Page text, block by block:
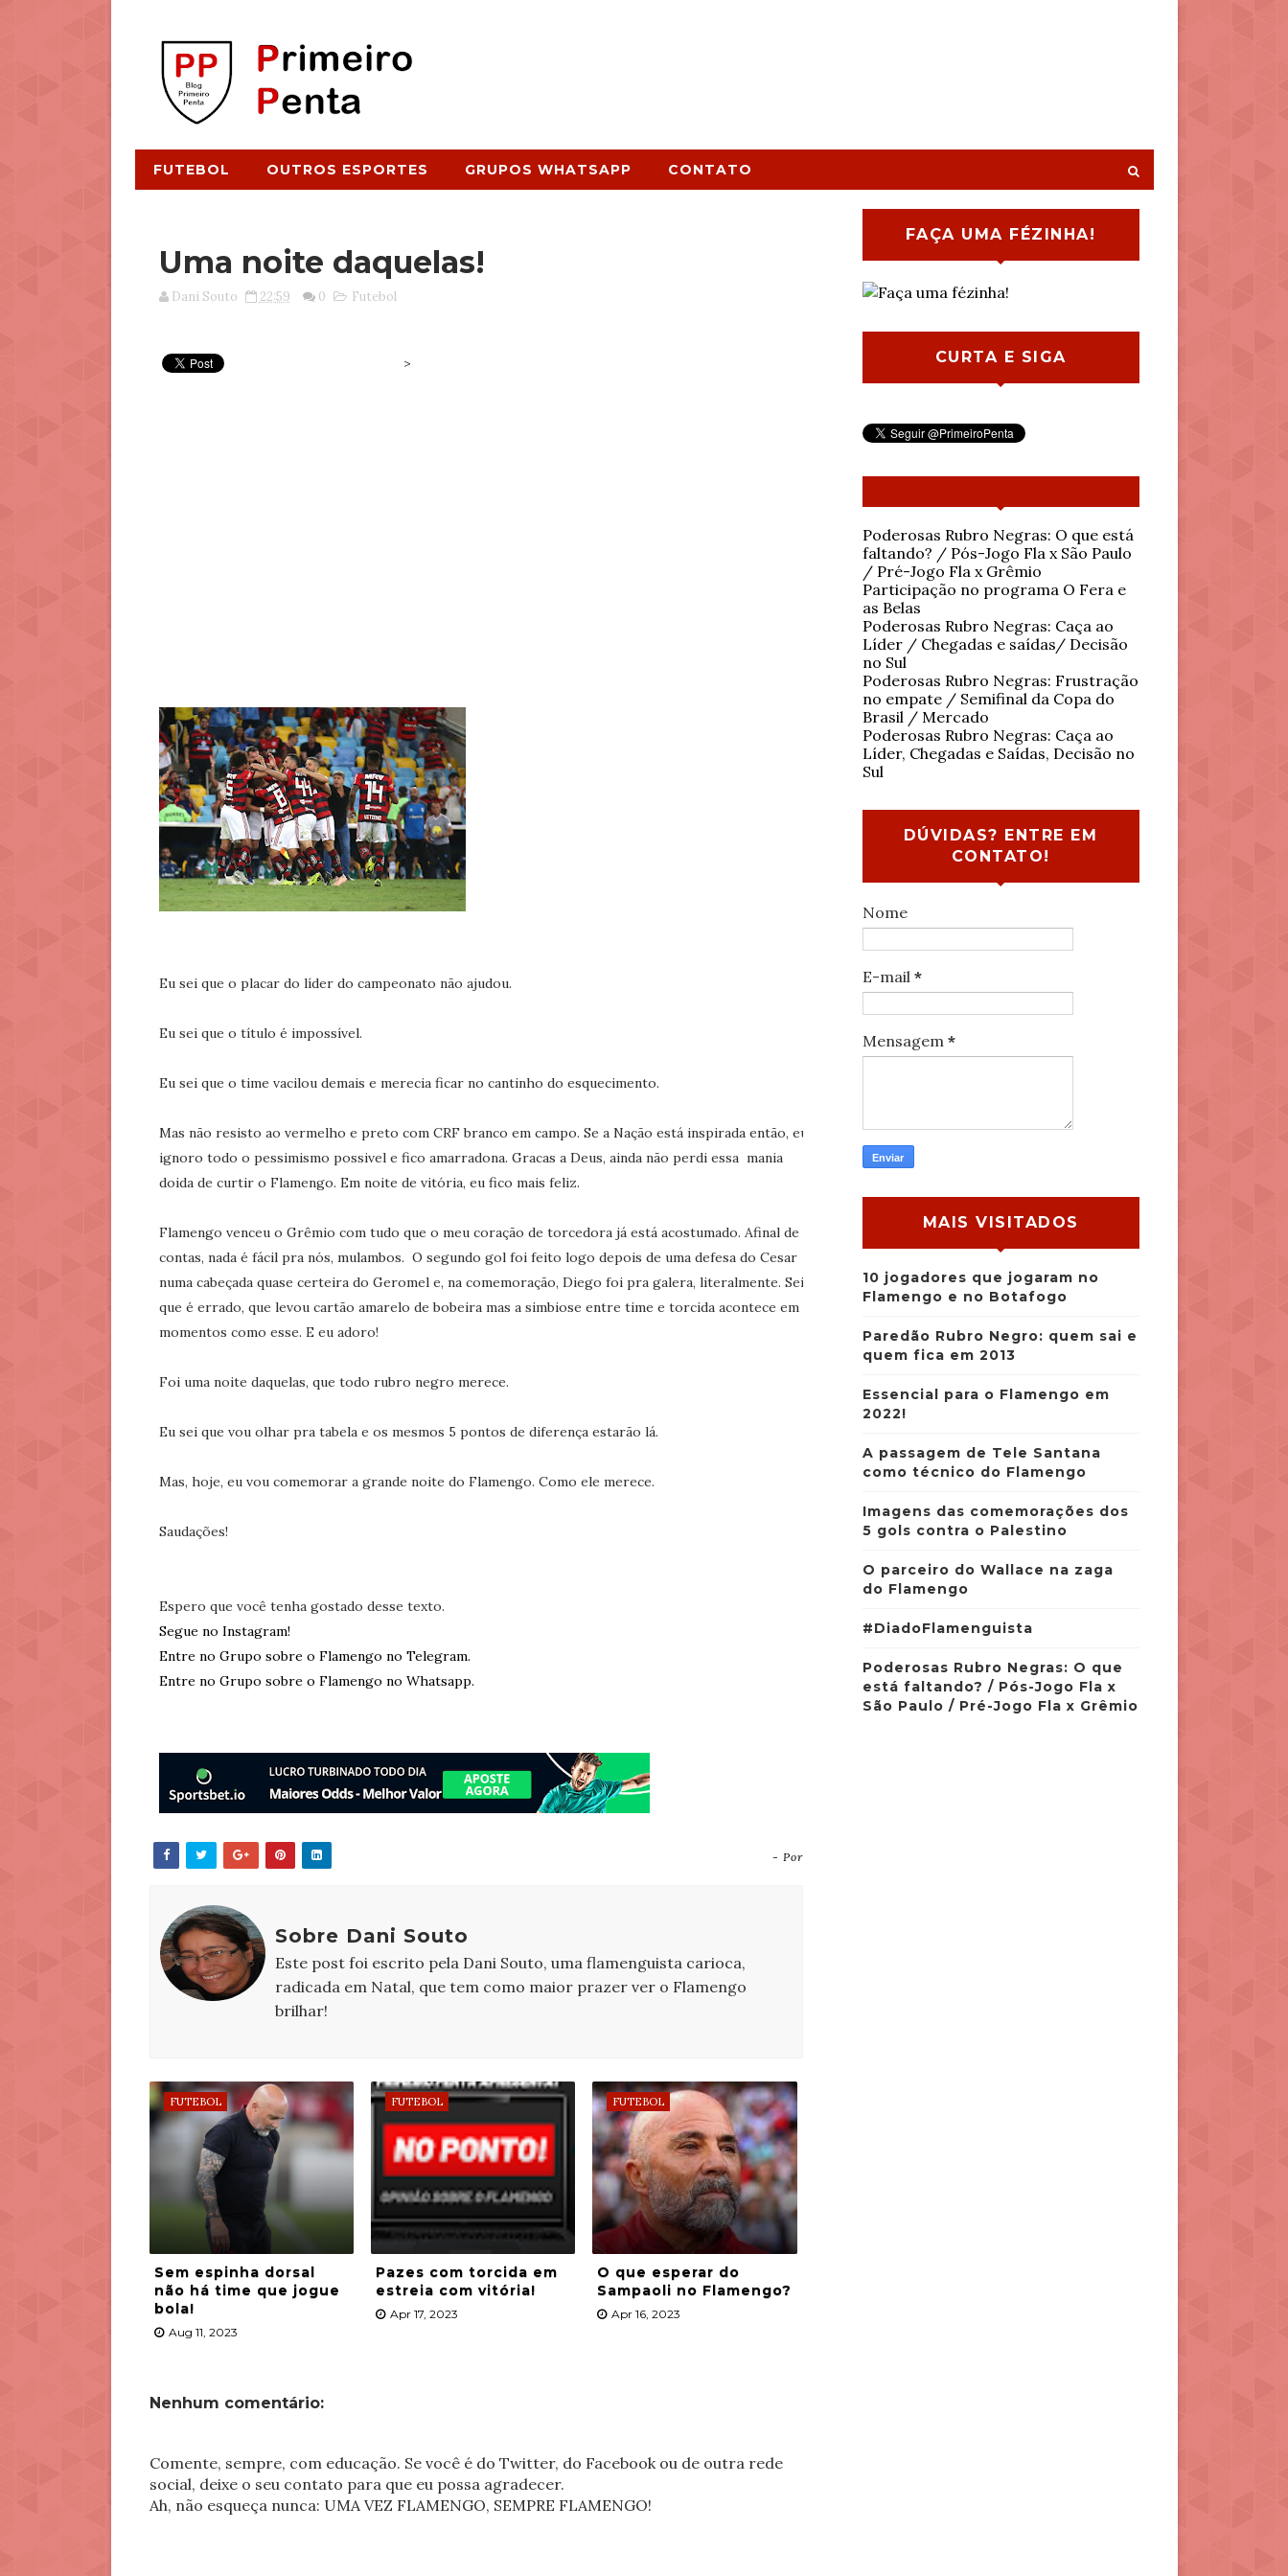
FUTEBOL OUTROS ESPORTES GRUPOS WHATSAPP CONTATO
Uma noite daquelas!
Dani Souto 22:59 0 Futebol
>
Eu sei que o placar do líder do campeonato não ajudou.
Eu sei que o título é impossível.
Eu sei que o time vacilou demais e merecia ficar no cantinho do esquecimento.
Mas não resisto ao vermelho e preto com CRF branco em campo. Se a Nação está inspirada então, eu
ignoro todo o pessimismo possivel e fico amarradona. Gracas a Deus, ainda não perdi essa mania
doida de curtir o Flamengo. Em noite de vitória, eu fico mais feliz.
Flamengo venceu o Grêmio com tudo que o meu coração de torcedora já está acostumado. Afinal de
contas, nada é fácil pra nós, mulambos. O segundo gol foi feito logo depois de uma defesa do Cesar
numa cabeçada quase certeira do Geromel e, na comemoração, Diego foi pra galera, literalmente. Sei
que é errado, que levou cartão amarelo de bobeira mas a simbiose entre time e torcida acontece em
momentos como esse. E eu adoro!
Foi uma noite daquelas, que todo rubro negro merece.
Eu sei que vou olhar pra tabela e os mesmos 5 pontos de diferença estarão lá.
Mas, hoje, eu vou comemorar a grande noite do Flamengo. Como ele merece.
Saudações!
Espero que você tenha gostado desse texto.
Segue no Instagram!
Entre no Grupo sobre o Flamengo no Telegram.
Entre no Grupo sobre o Flamengo no Whatsapp.
- Por
Sobre Dani Souto
Este post foi escrito pela Dani Souto, uma flamenguista carioca,
radicada em Natal, que tem como maior prazer ver o Flamengo
brilhar!
FUTEBOL
Sem espinha dorsal
não há time que jogue
bola!
Aug 11, 2023
FUTEBOL
Pazes com torcida em
estreia com vitória!
Apr 17, 2023
FUTEBOL
O que esperar do
Sampaoli no Flamengo?
Apr 16, 2023
Nenhum comentário:
Comente, sempre, com educação. Se você é do Twitter, do Facebook ou de outra rede
social, deixe o seu contato para que eu possa agradecer.
Ah, não esqueça nunca: UMA VEZ FLAMENGO, SEMPRE FLAMENGO!
FAÇA UMA FÉZINHA!
CURTA E SIGA
Poderosas Rubro Negras: O que está
faltando? / Pós-Jogo Fla x São Paulo
/ Pré-Jogo Fla x Grêmio
Participação no programa O Fera e
as Belas
Poderosas Rubro Negras: Caça ao
Líder / Chegadas e saídas/ Decisão
no Sul
Poderosas Rubro Negras: Frustração
no empate / Semifinal da Copa do
Brasil / Mercado
Poderosas Rubro Negras: Caça ao
Líder, Chegadas e Saídas, Decisão no
Sul
DÚVIDAS? ENTRE EM
CONTATO!
Nome
E-mail *
Mensagem *
MAIS VISITADOS
10 jogadores que jogaram no
Flamengo e no Botafogo
Paredão Rubro Negro: quem sai e
quem fica em 2013
Essencial para o Flamengo em
2022!
A passagem de Tele Santana
como técnico do Flamengo
Imagens das comemorações dos
5 gols contra o Palestino
O parceiro do Wallace na zaga
do Flamengo
#DiadoFlamenguista
Poderosas Rubro Negras: O que
está faltando? / Pós-Jogo Fla x
São Paulo / Pré-Jogo Fla x Grêmio